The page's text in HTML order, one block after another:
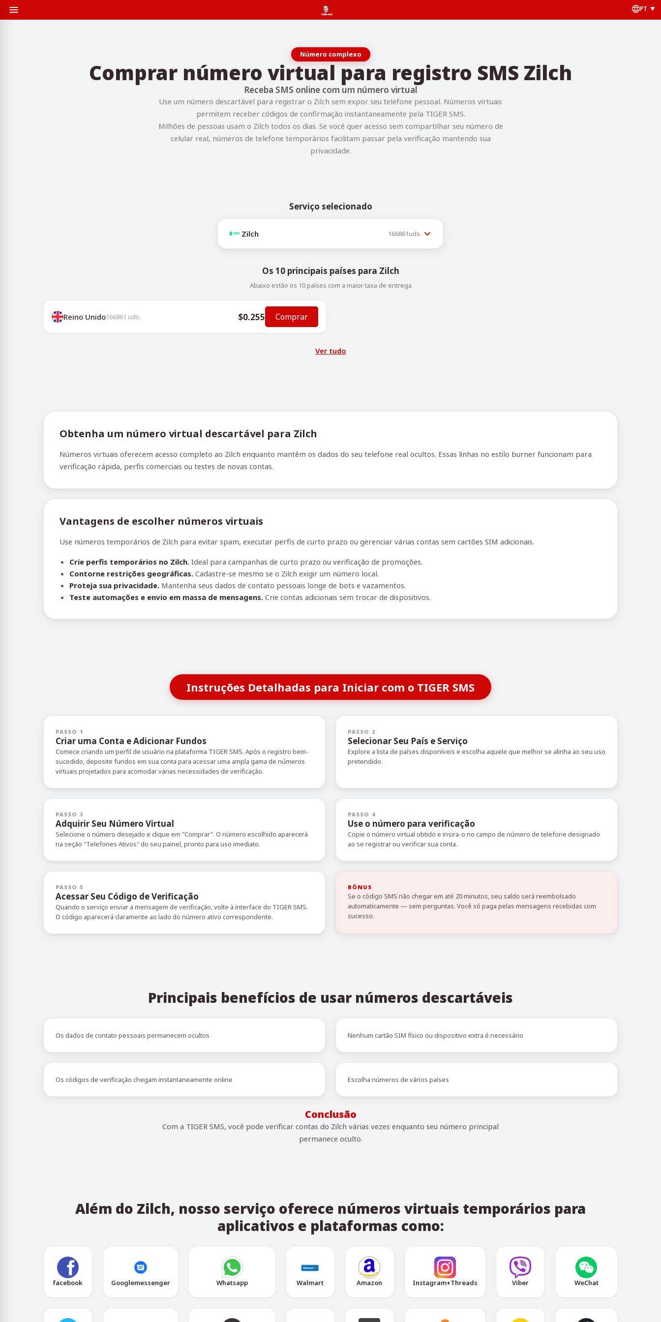
PT
Número complexo
Comprar número virtual para registro SMS Zilch
Receba SMS online com um número virtual
Use um número descartável para registrar o Zilch sem expor seu telefone pessoal. Números virtuais
permitem receber códigos de confirmação instantaneamente pela TIGER SMS.
Milhões de pessoas usam o Zilch todos os dias. Se você quer acesso sem compartilhar seu número de
celular real, números de telefone temporários facilitam passar pela verificação mantendo sua
privacidade.
Serviço selecionado
Zilch 166861uds.
Os 10 principais países para Zilch
Abaixo estão os 10 países com a maior taxa de entrega
Reino Unido166861 uds. $0.255 Comprar
Ver tudo
Obtenha um número virtual descartável para Zilch
Números virtuais oferecem acesso completo ao Zilch enquanto mantêm os dados do seu telefone real ocultos. Essas linhas no estilo burner funcionam para
verificação rápida, perfis comerciais ou testes de novas contas.
Vantagens de escolher números virtuais
Use números temporários de Zilch para evitar spam, executar perfis de curto prazo ou gerenciar várias contas sem cartões SIM adicionais.
Crie perfis temporários no Zilch. Ideal para campanhas de curto prazo ou verificação de promoções.
Contorne restrições geográficas. Cadastre-se mesmo se o Zilch exigir um número local.
Proteja sua privacidade. Mantenha seus dados de contato pessoais longe de bots e vazamentos.
Teste automações e envio em massa de mensagens. Crie contas adicionais sem trocar de dispositivos.
Instruções Detalhadas para Iniciar com o TIGER SMS
PASSO 1
Criar uma Conta e Adicionar Fundos
Comece criando um perfil de usuário na plataforma TIGER SMS. Após o registro bem-
sucedido, deposite fundos em sua conta para acessar uma ampla gama de números
virtuais projetados para acomodar várias necessidades de verificação.
PASSO 2
Selecionar Seu País e Serviço
Explore a lista de países disponíveis e escolha aquele que melhor se alinha ao seu uso
pretendido.
PASSO 3
Adquirir Seu Número Virtual
Selecione o número desejado e clique em "Comprar". O número escolhido aparecerá
na seção "Telefones Ativos" do seu painel, pronto para uso imediato.
PASSO 4
Use o número para verificação
Copie o número virtual obtido e insira-o no campo de número de telefone designado
ao se registrar ou verificar sua conta.
PASSO 5
Acessar Seu Código de Verificação
Quando o serviço enviar a mensagem de verificação, volte à interface do TIGER SMS.
O código aparecerá claramente ao lado do número ativo correspondente.
BÔNUS
Se o código SMS não chegar em até 20 minutos, seu saldo será reembolsado
automaticamente — sem perguntas. Você só paga pelas mensagens recebidas com
sucesso.
Principais benefícios de usar números descartáveis
Os dados de contato pessoais permanecem ocultos Nenhum cartão SIM físico ou dispositivo extra é necessário
Os códigos de verificação chegam instantaneamente online Escolha números de vários países
Conclusão
Com a TIGER SMS, você pode verificar contas do Zilch várias vezes enquanto seu número principal
permanece oculto.
Além do Zilch, nosso serviço oferece números virtuais temporários para
aplicativos e plataformas como:
facebook Googlemessenger Whatsapp Walmart Amazon Instagram+Threads Viber WeChat